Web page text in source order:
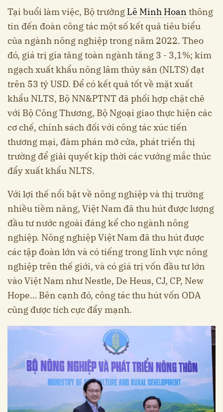
Tại buổi làm việc, Bộ trưởng Lê Minh Hoan thông
tin đến đoàn công tác một số kết quả tiêu biểu
của ngành nông nghiệp trong năm 2022. Theo
đó, giá trị gia tăng toàn ngành tăng 3 - 3,1%; kim
ngạch xuất khẩu nông lâm thủy sản (NLTS) đạt
trên 53 tỷ USD. Để có kết quả tốt về mặt xuất
khẩu NLTS, Bộ NN&PTNT đã phối hợp chặt chẽ
với Bộ Công Thương, Bộ Ngoại giao thực hiện các
cơ chế, chính sách đối với công tác xúc tiến
thương mại, đàm phán mở cửa, phát triển thị
trường để giải quyết kịp thời các vướng mắc thúc
đẩy xuất khẩu NLTS.
Với lợi thế nổi bật về nông nghiệp và thị trường
nhiều tiềm năng, Việt Nam đã thu hút được lượng
đầu tư nước ngoài đáng kể cho ngành nông
nghiệp. Nông nghiệp Việt Nam đã thu hút được
các tập đoàn lớn và có tiếng trong lĩnh vực nông
nghiệp trên thế giới, và có giá trị vốn đầu tư lớn
vào Việt Nam như Nestle, De Heus, CJ, CP, New
Hope… Bên cạnh đó, công tác thu hút vốn ODA
cũng được tích cực đẩy mạnh.